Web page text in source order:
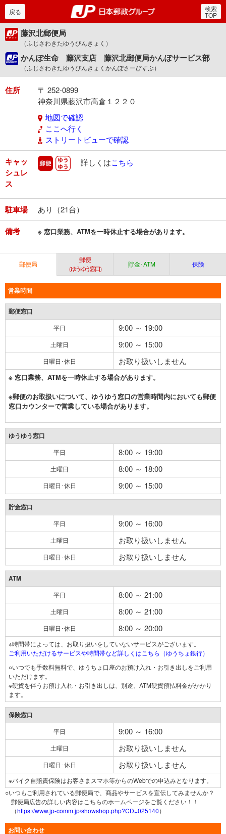
郵便局・日本郵政グルー
戻る 検索
TOP
藤沢北郵便局
（ふじさわきたゆうびんきょく）
かんぽ生命 藤沢支店 藤沢北郵便局かんぽサービス部
（ふじさわきたゆうびんきょくかんぽさーびすぶ）
住所
〒 252-0899
神奈川県藤沢市高倉１２２０
地図で確認
ここへ行く
ストリートビューで確認
キャッ
シュレ
ス
郵便 ゆうゆう
詳しくはこちら
駐車場 あり（21台）
備考 ※ 窓口業務、ATMを一時休止する場合があります。
郵便局
郵便
（ゆうゆう窓口）
貯金･ATM 保険
営業時間
郵便窓口
平日 9:00 ～ 19:00
土曜日 9:00 ～ 15:00
日曜日･休日 お取り扱いしません
※ 窓口業務、ATMを一時休止する場合があります。
※郵便のお取扱いについて、ゆうゆう窓口の営業時間内においても郵便
窓口カウンターで営業している場合があります。
ゆうゆう窓口
平日 8:00 ～ 19:00
土曜日 8:00 ～ 18:00
日曜日･休日 9:00 ～ 15:00
貯金窓口
平日 9:00 ～ 16:00
土曜日 お取り扱いしません
日曜日･休日 お取り扱いしません
ATM
平日 8:00 ～ 21:00
土曜日 8:00 ～ 21:00
日曜日･休日 8:00 ～ 20:00
※時間帯によっては、お取り扱いをしていないサービスがございます。
ご利用いただけるサービスや時間帯など詳しくはこちら（ゆうちょ銀行）
○いつでも手数料無料で、ゆうちょ口座のお預け入れ・お引き出しをご利用
いただけます。
※硬貨を伴うお預け入れ・お引き出しは、別途、ATM硬貨預払料金がかかり
ます。
保険窓口
平日 9:00 ～ 16:00
土曜日 お取り扱いしません
日曜日･休日 お取り扱いしません
※バイク自賠責保険はお客さまスマホ等からのWebでの申込みとなります。
○いつもご利用されている郵便局で、商品やサービスを宣伝してみませんか？
郵便局広告の詳しい内容はこちらのホームページをご覧ください！！
（https://www.jp-comm.jp/showshop.php?CD=025140）
お問い合わせ